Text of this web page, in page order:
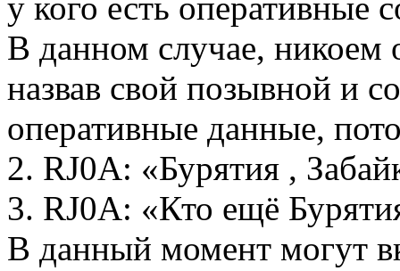
у кого есть
В данном случае, никоем
назвав свой позывной и
оперативные данные,
2. RJ0A: «Бурятия ,
3. RJ0A: «Кто ещё
В данный момент могут